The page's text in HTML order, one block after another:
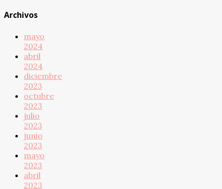
Archivos
mayo
2024
abril
2024
diciembre
2023
octubre
2023
julio
2023
junio
2023
mayo
2023
abril
2023